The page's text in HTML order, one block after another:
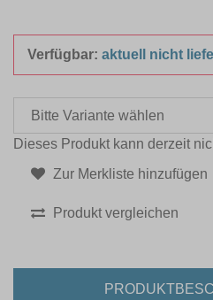
Verfügbar: aktuell nicht
Dieses Produkt kann derzeit
Zur Merkliste hinzufügen
Produkt vergleichen